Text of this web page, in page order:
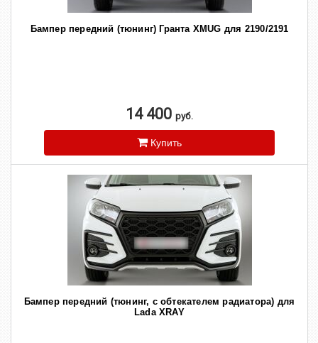
Бампер передний (тюнинг) Гранта XMUG для 2190/2191
14 400 руб.
Купить
Бампер передний (тюнинг, с обтекателем радиатора) для
Lada XRAY